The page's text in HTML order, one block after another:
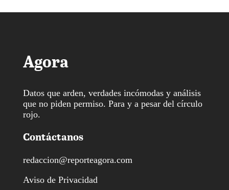
Agora
Datos que arden, verdades incómodas y análisis
que no piden permiso. Para y a pesar del círculo
rojo.
Contáctanos
redaccion@reporteagora.com
Aviso de Privacidad